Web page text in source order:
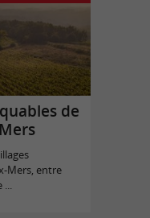
de
Mers, entre
...